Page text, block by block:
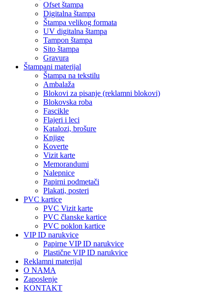
Ofset štampa
Digitalna štampa
Štampa velikog formata
UV digitalna štampa
Tampon štampa
Sito štampa
Gravura
Štampani materijal
Štampa na tekstilu
Ambalaža
Blokovi za pisanje (reklamni blokovi)
Blokovska roba
Fascikle
Flajeri i leci
Katalozi, brošure
Knjige
Koverte
Vizit karte
Memorandumi
Nalepnice
Papirni podmetači
Plakati, posteri
PVC kartice
PVC Vizit karte
PVC članske kartice
PVC poklon kartice
VIP ID narukvice
Papirne VIP ID narukvice
Plastične VIP ID narukvice
Reklamni materijal
O NAMA
Zaposlenje
KONTAKT